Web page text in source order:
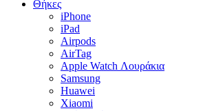
Θήκες
iPhone
iPad
Airpods
AirTag
Apple Watch Λουράκια
Samsung
Huawei
Xiaomi